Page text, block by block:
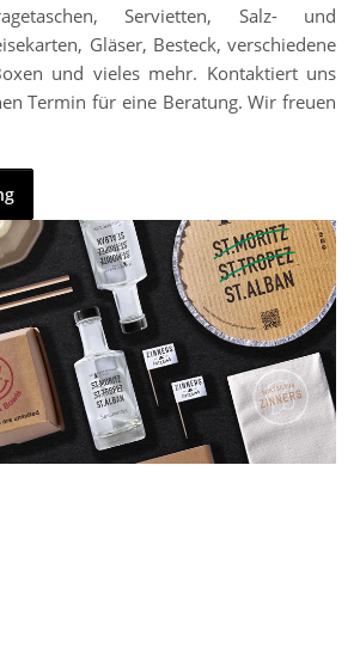
Servietten, Salz- und
Gläser, Besteck, verschiedene
und vieles mehr. Kontaktiert uns
Termin für eine Beratung. Wir freuen